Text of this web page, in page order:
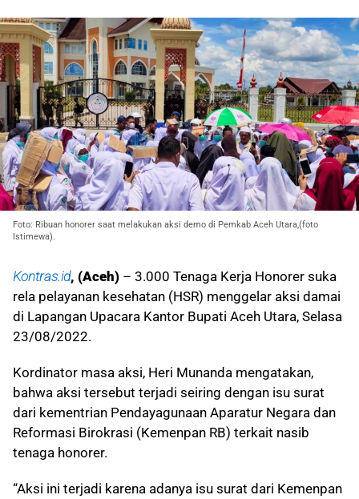
Foto: Ribuan honorer saat melakukan aksi demo di Pemkab Aceh Utara,(foto
Istimewa).
Kontras.id, (Aceh) – 3.000 Tenaga Kerja Honorer suka
rela pelayanan kesehatan (HSR) menggelar aksi damai
di Lapangan Upacara Kantor Bupati Aceh Utara, Selasa
23/08/2022.
Kordinator masa aksi, Heri Munanda mengatakan,
bahwa aksi tersebut terjadi seiring dengan isu surat
dari kementrian Pendayagunaan Aparatur Negara dan
Reformasi Birokrasi (Kemenpan RB) terkait nasib
tenaga honorer.
“Aksi ini terjadi karena adanya isu surat dari Kemenpan